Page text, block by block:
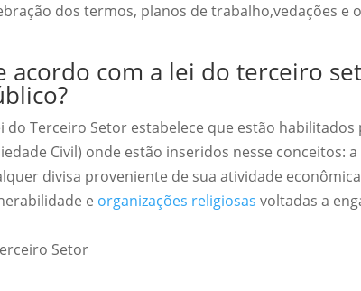
dos termos, planos de trabalho,vedações e
acordo com a lei do terceiro
do Terceiro Setor estabelece que estão
Civil) onde estão inseridos nesse
divisa proveniente de sua atividade
e organizações religiosas voltadas a